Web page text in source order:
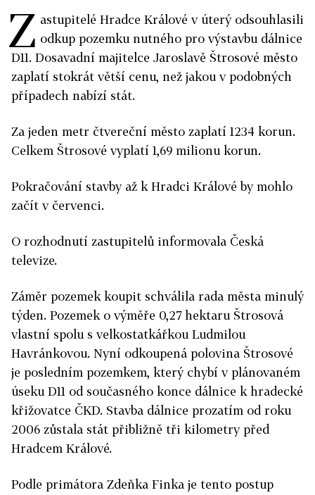
Z astupitelé Hradce Králové v úterý odsouhlasili
odkup pozemku nutného pro výstavbu dálnice
D11. Dosavadní majitelce Jaroslavě Štrosové město
zaplatí stokrát větší cenu, než jakou v podobných
případech nabízí stát.
Za jeden metr čtvereční město zaplatí 1234 korun.
Celkem Štrosové vyplatí 1,69 milionu korun.
Pokračování stavby až k Hradci Králové by mohlo
začít v červenci.
O rozhodnutí zastupitelů informovala Česká
televize.
Záměr pozemek koupit schválila rada města minulý
týden. Pozemek o výměře 0,27 hektaru Štrosová
vlastní spolu s velkostatkářkou Ludmilou
Havránkovou. Nyní odkoupená polovina Štrosové
je posledním pozemkem, který chybí v plánovaném
úseku D11 od současného konce dálnice k hradecké
křižovatce ČKD. Stavba dálnice prozatím od roku
2006 zůstala stát přibližně tři kilometry před
Hradcem Králové.
Podle primátora Zdeňka Finka je tento postup